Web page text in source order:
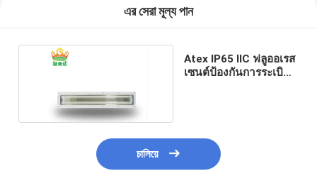
এর সেরা মূল্য পান
Atex IP65 IIC ฟลูออเรส
เซนต์ป้องกันการระเบิด
চালিয়ে